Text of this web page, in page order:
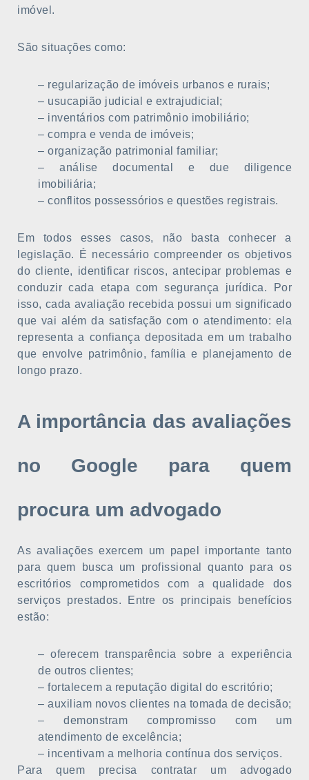
imóvel.
São situações como:
– regularização de imóveis urbanos e rurais;
– usucapião judicial e extrajudicial;
– inventários com patrimônio imobiliário;
– compra e venda de imóveis;
– organização patrimonial familiar;
– análise documental e due diligence
imobiliária;
– conflitos possessórios e questões registrais.
Em todos esses casos, não basta conhecer a
legislação. É necessário compreender os objetivos
do cliente, identificar riscos, antecipar problemas e
conduzir cada etapa com segurança jurídica. Por
isso, cada avaliação recebida possui um significado
que vai além da satisfação com o atendimento: ela
representa a confiança depositada em um trabalho
que envolve patrimônio, família e planejamento de
longo prazo.
A importância das avaliações
no Google para quem
procura um advogado
As avaliações exercem um papel importante tanto
para quem busca um profissional quanto para os
escritórios comprometidos com a qualidade dos
serviços prestados. Entre os principais benefícios
estão:
– oferecem transparência sobre a experiência
de outros clientes;
– fortalecem a reputação digital do escritório;
– auxiliam novos clientes na tomada de decisão;
– demonstram compromisso com um
atendimento de excelência;
– incentivam a melhoria contínua dos serviços.
Para quem precisa contratar um advogado